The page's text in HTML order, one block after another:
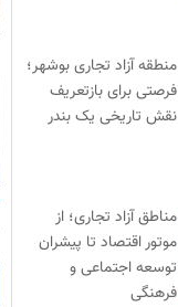
منطقه آزاد تجاری بوشهر؛
فرصتی برای بازتعریف
نقش تاریخی یک بندر
مناطق آزاد تجاری؛ از
موتور اقتصاد تا پیشران
توسعه اجتماعی و
فرهنگی